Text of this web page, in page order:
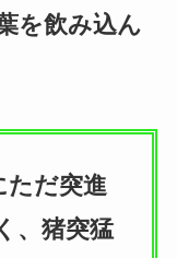
を飲み込ん
ただ突進
、猪突猛